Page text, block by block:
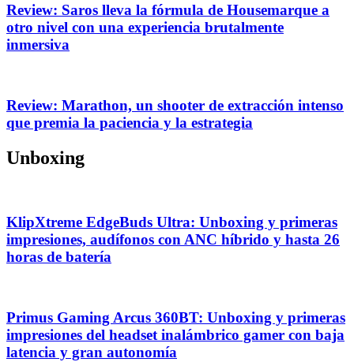
Review: Saros lleva la fórmula de Housemarque a
otro nivel con una experiencia brutalmente
inmersiva
Review: Marathon, un shooter de extracción intenso
que premia la paciencia y la estrategia
Unboxing
KlipXtreme EdgeBuds Ultra: Unboxing y primeras
impresiones, audífonos con ANC híbrido y hasta 26
horas de batería
Primus Gaming Arcus 360BT: Unboxing y primeras
impresiones del headset inalámbrico gamer con baja
latencia y gran autonomía